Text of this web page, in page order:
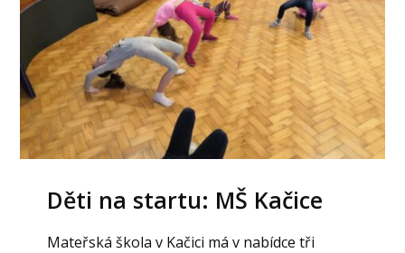
Děti na startu: MŠ Kačice
Mateřská škola v Kačici má v nabídce tři